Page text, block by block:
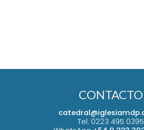
CONTACTO
Tel. 0223 495 0395